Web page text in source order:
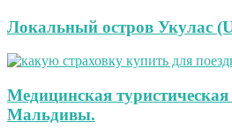
Локальный остров Укулас
Медицинская туристическая
Мальдивы.